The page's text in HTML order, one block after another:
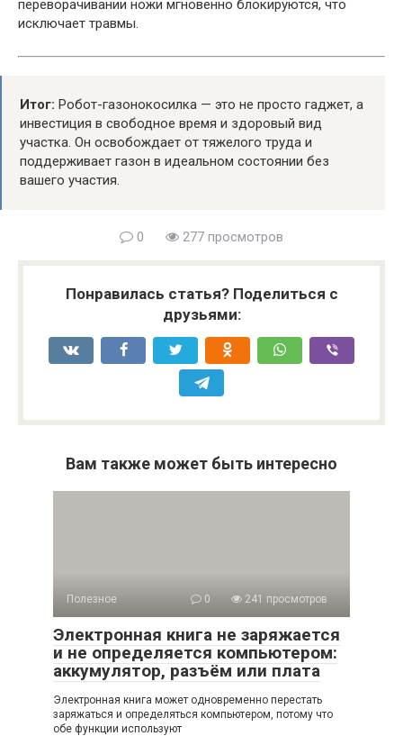
переворачивании ножи мгновенно блокируются, что
исключает травмы.
Итог: Робот-газонокосилка — это не просто гаджет, а
инвестиция в свободное время и здоровый вид
участка. Он освобождает от тяжелого труда и
поддерживает газон в идеальном состоянии без
вашего участия.
0 277 просмотров
Понравилась статья? Поделиться с
друзьями:
Вам также может быть интересно
Полезное 0 241 просмотров
Электронная книга не заряжается
и не определяется компьютером:
аккумулятор, разъём или плата
Электронная книга может одновременно перестать
заряжаться и определяться компьютером, потому что
обе функции используют